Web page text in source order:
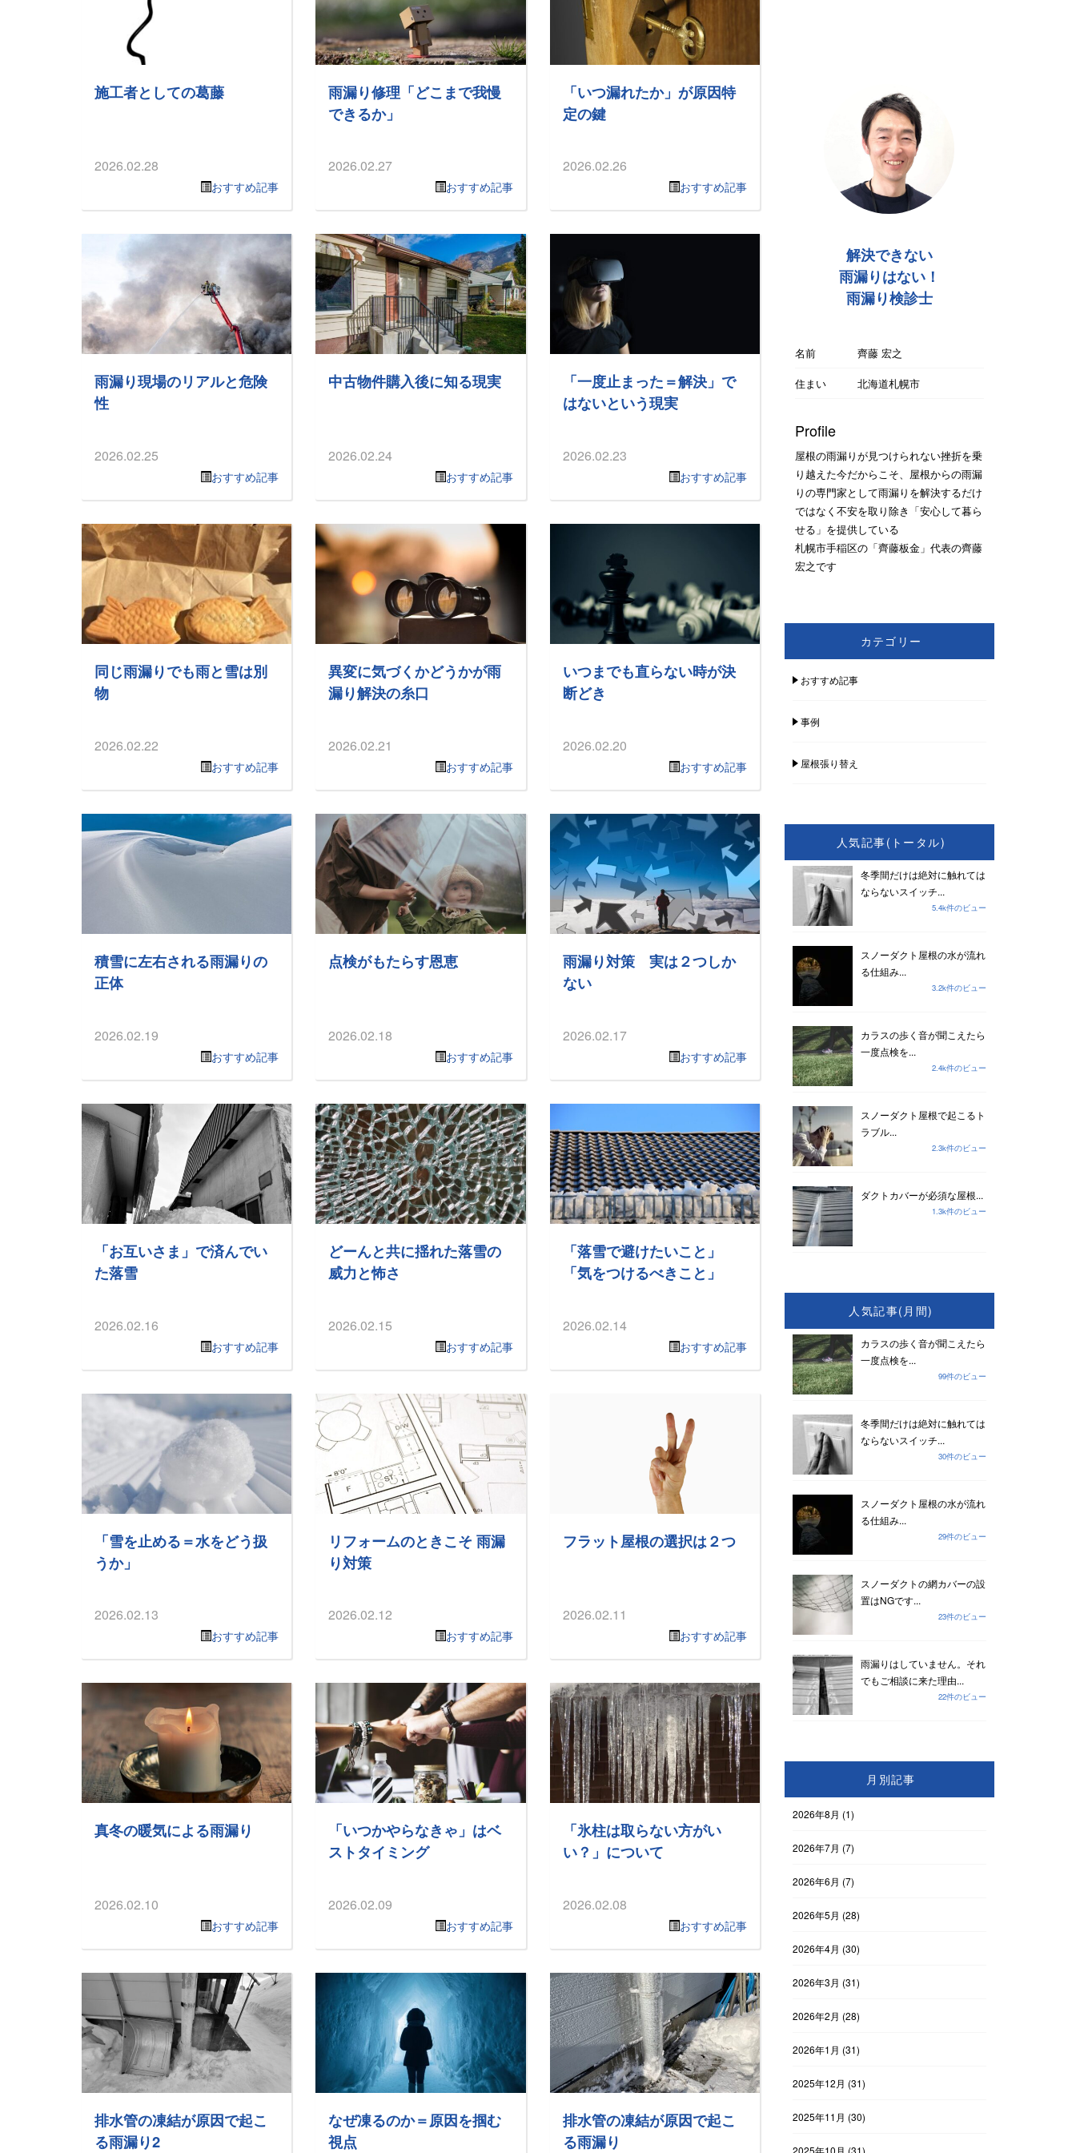
施工者としての葛藤
2026.02.28
おすすめ記事
雨漏り修理「どこまで我慢
できるか」
2026.02.27
おすすめ記事
「いつ漏れたか」が原因特
定の鍵
2026.02.26
おすすめ記事
雨漏り現場のリアルと危険
性
2026.02.25
おすすめ記事
中古物件購入後に知る現実
2026.02.24
おすすめ記事
「一度止まった＝解決」で
はないという現実
2026.02.23
おすすめ記事
同じ雨漏りでも雨と雪は別
物
2026.02.22
おすすめ記事
異変に気づくかどうかが雨
漏り解決の糸口
2026.02.21
おすすめ記事
いつまでも直らない時が決
断どき
2026.02.20
おすすめ記事
積雪に左右される雨漏りの
正体
2026.02.19
おすすめ記事
点検がもたらす恩恵
2026.02.18
おすすめ記事
雨漏り対策 実は２つしか
ない
2026.02.17
おすすめ記事
「お互いさま」で済んでい
た落雪
2026.02.16
おすすめ記事
どーんと共に揺れた落雪の
威力と怖さ
2026.02.15
おすすめ記事
「落雪で避けたいこと」
「気をつけるべきこと」
2026.02.14
おすすめ記事
「雪を止める＝水をどう扱
うか」
2026.02.13
おすすめ記事
リフォームのときこそ 雨漏
り対策
2026.02.12
おすすめ記事
フラット屋根の選択は２つ
2026.02.11
おすすめ記事
真冬の暖気による雨漏り
2026.02.10
おすすめ記事
「いつかやらなきゃ」はベ
ストタイミング
2026.02.09
おすすめ記事
「氷柱は取らない方がい
い？」について
2026.02.08
おすすめ記事
排水管の凍結が原因で起こ
る雨漏り2
なぜ凍るのか＝原因を掴む
視点
排水管の凍結が原因で起こ
る雨漏り
解決できない
雨漏りはない！
雨漏り検診士
名前
齊藤 宏之
住まい
北海道札幌市
Profile
屋根の雨漏りが見つけられない挫折を乗
り越えた今だからこそ、屋根からの雨漏
りの専門家として雨漏りを解決するだけ
ではなく不安を取り除き「安心して暮ら
せる」を提供している
札幌市手稲区の「齊藤板金」代表の齊藤
宏之です
カテゴリー
おすすめ記事
事例
屋根張り替え
人気記事(トータル)
冬季間だけは絶対に触れては
ならないスイッチ...
5.4k件のビュー
スノーダクト屋根の水が流れ
る仕組み...
3.2k件のビュー
カラスの歩く音が聞こえたら
一度点検を...
2.4k件のビュー
スノーダクト屋根で起こるト
ラブル...
2.3k件のビュー
ダクトカバーが必須な屋根...
1.3k件のビュー
人気記事(月間)
カラスの歩く音が聞こえたら
一度点検を...
99件のビュー
冬季間だけは絶対に触れては
ならないスイッチ...
30件のビュー
スノーダクト屋根の水が流れ
る仕組み...
29件のビュー
スノーダクトの網カバーの設
置はNGです...
23件のビュー
雨漏りはしていません。それ
でもご相談に来た理由...
22件のビュー
月別記事
2026年8月 (1)
2026年7月 (7)
2026年6月 (7)
2026年5月 (28)
2026年4月 (30)
2026年3月 (31)
2026年2月 (28)
2026年1月 (31)
2025年12月 (31)
2025年11月 (30)